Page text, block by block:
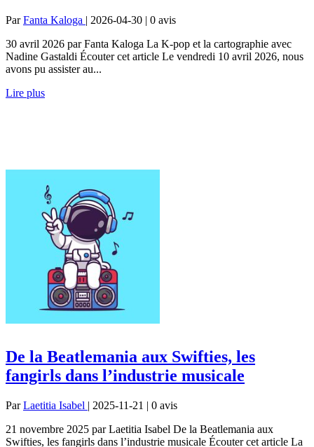
ParFanta Kaloga | 2026-04-30 | 0 avis
30 avril 2026 par Fanta Kaloga La K-pop et la cartographie avec
Nadine Gastaldi Écouter cet article Le vendredi 10 avril 2026, nous
avons pu assister au...
Lire plus
De la Beatlemania aux Swifties, les
fangirls dans l’industrie musicale
ParLaetitia Isabel | 2025-11-21 | 0 avis
21 novembre 2025 par Laetitia Isabel De la Beatlemania aux
Swifties, les fangirls dans l’industrie musicale Écouter cet article La